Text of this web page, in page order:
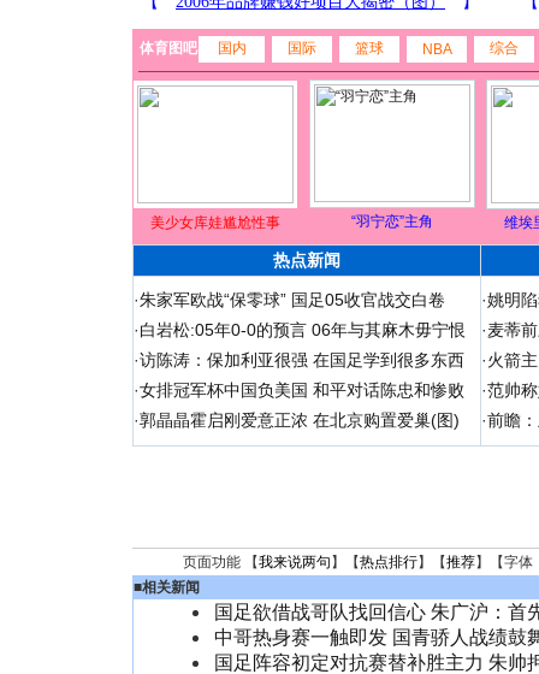
体育图吧 国内 国际 篮球 NBA 综合
美少女库娃尴尬性事 “羽宁恋”主角 维埃
热点新闻
·朱家军欧战“保零球” 国足05收官战交白卷
·白岩松:05年0-0的预言 06年与其麻木毋宁恨
·访陈涛：保加利亚很强 在国足学到很多东西
·女排冠军杯中国负美国 和平对话陈忠和惨败
·郭晶晶霍启刚爱意正浓 在北京购置爱巢(图)
·姚明
·麦蒂
·火箭
·范帅
·前瞻
页面功能 【我来说两句 】【热点排行】【推荐】【字体
■相关新闻
国足欲借战哥队找回信心 朱广沪：首
中哥热身赛一触即发 国青骄人战绩鼓
国足阵容初定对抗赛替补胜主力 朱帅